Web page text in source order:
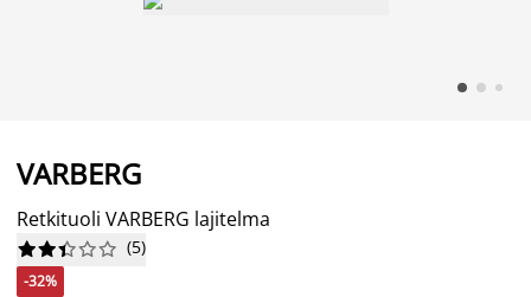
VARBERG
Retkituoli VARBERG lajitelma





 (5)
-32%